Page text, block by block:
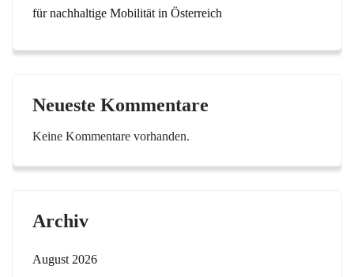
für nachhaltige Mobilität in Österreich
Neueste Kommentare
Keine Kommentare vorhanden.
Archiv
August 2026